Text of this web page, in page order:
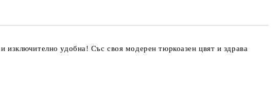
удобна! Със своя модерен тюркоазен цвят и здрава